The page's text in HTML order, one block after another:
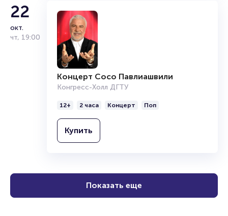
22
окт.
чт, 19:00
Концерт Сосо Павлиашвили
Конгресс-Холл ДГТУ
12+ 2 часа Концерт Поп
Купить
Показать еще